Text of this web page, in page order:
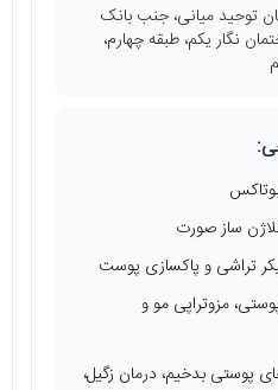
توحید میانی، جنب بانک
نگار یکم، طبقه چهارم،
ساز صورت
تراشی و پاکسازی پوست
مزوتراپی مو و
پوستی بدخیم، درمان زگیل،